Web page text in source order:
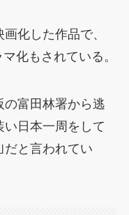
画化した作品で、
化もされている。
富田林署から逃
日本一周をして
だと言われてい